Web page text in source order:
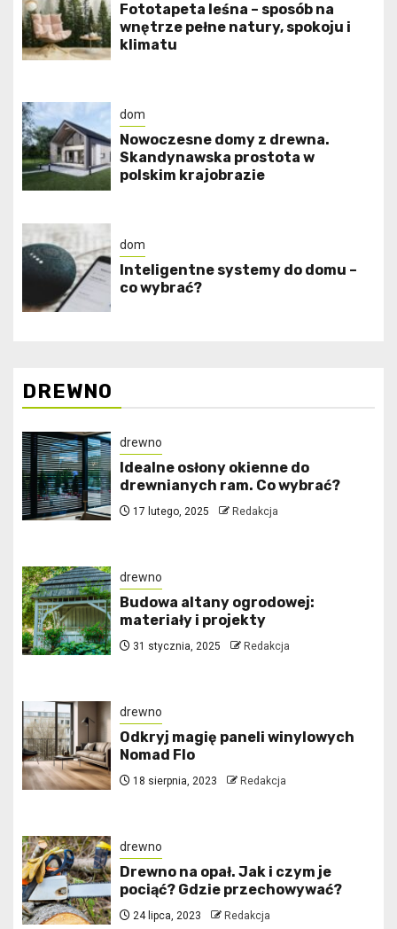
​Fototapeta leśna – sposób na
wnętrze pełne natury, spokoju i
klimatu
dom
Nowoczesne domy z drewna.
Skandynawska prostota w
polskim krajobrazie
dom
Inteligentne systemy do domu –
co wybrać?
DREWNO
drewno
Idealne osłony okienne do
drewnianych ram. Co wybrać?
17 lutego, 2025 Redakcja
drewno
Budowa altany ogrodowej:
materiały i projekty
31 stycznia, 2025 Redakcja
drewno
Odkryj magię paneli winylowych
Nomad Flo
18 sierpnia, 2023 Redakcja
drewno
Drewno na opał. Jak i czym je
pociąć? Gdzie przechowywać?
24 lipca, 2023 Redakcja